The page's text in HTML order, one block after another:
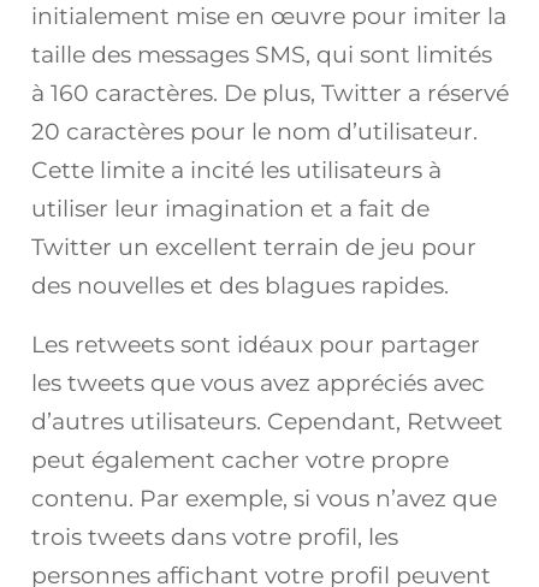
initialement mise en œuvre pour imiter la
taille des messages SMS, qui sont limités
à 160 caractères. De plus, Twitter a réservé
20 caractères pour le nom d’utilisateur.
Cette limite a incité les utilisateurs à
utiliser leur imagination et a fait de
Twitter un excellent terrain de jeu pour
des nouvelles et des blagues rapides.
Les retweets sont idéaux pour partager
les tweets que vous avez appréciés avec
d’autres utilisateurs. Cependant, Retweet
peut également cacher votre propre
contenu. Par exemple, si vous n’avez que
trois tweets dans votre profil, les
personnes affichant votre profil peuvent